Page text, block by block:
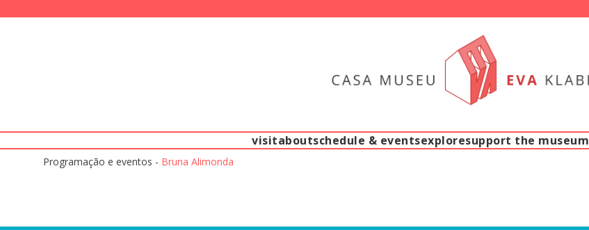
visitaboutschedule & eventsexploresupport the museum
Programação e eventos - Bruna Alimonda